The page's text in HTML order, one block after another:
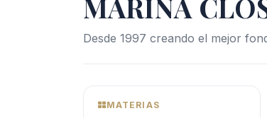
MARINA
Desde 1997 creando el mejor
MATERIAS